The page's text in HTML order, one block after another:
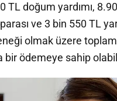
TL doğum yardımı,
ve 3 bin 550 TL
olmak üzere
bir ödemeye sahip